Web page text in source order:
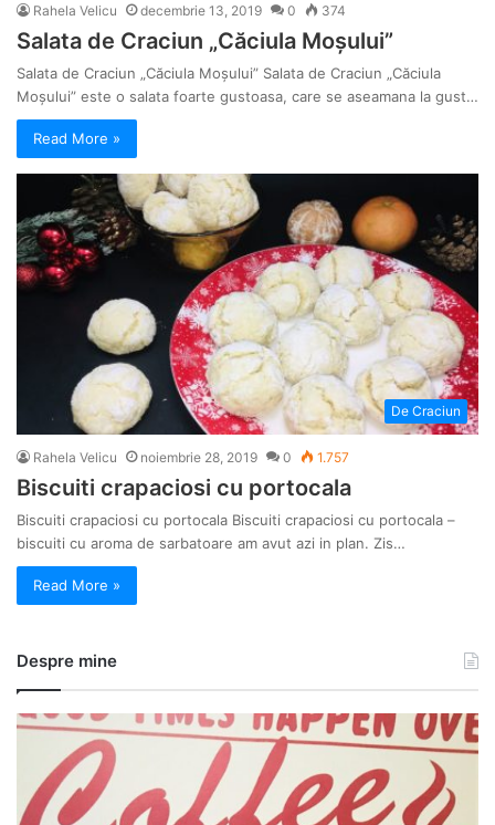
Rahela Velicu decembrie 13, 2019 0 374
Salata de Craciun „Căciula Moșului”
Salata de Craciun „Căciula Moșului” Salata de Craciun „Căciula
Moșului” este o salata foarte gustoasa, care se aseamana la gust…
Read More »
De Craciun
Rahela Velicu noiembrie 28, 2019 0 1.757
Biscuiti crapaciosi cu portocala
Biscuiti crapaciosi cu portocala Biscuiti crapaciosi cu portocala –
biscuiti cu aroma de sarbatoare am avut azi in plan. Zis…
Read More »
Despre mine